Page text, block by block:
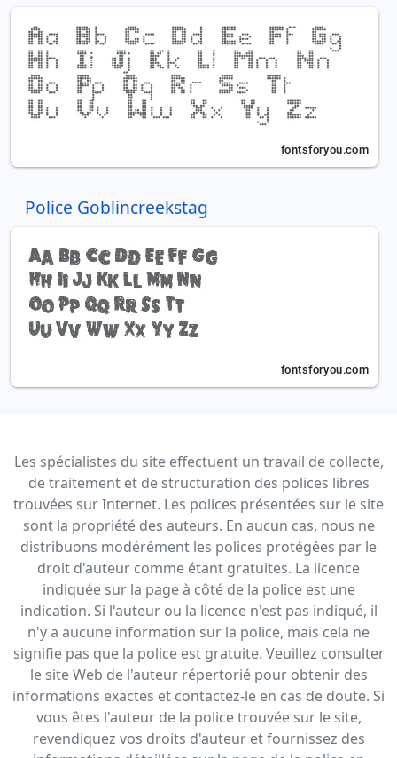
Police Goblincreekstag
Les spécialistes du site effectuent un travail de collecte,
de traitement et de structuration des polices libres
trouvées sur Internet. Les polices présentées sur le site
sont la propriété des auteurs. En aucun cas, nous ne
distribuons modérément les polices protégées par le
droit d'auteur comme étant gratuites. La licence
indiquée sur la page à côté de la police est une
indication. Si l'auteur ou la licence n'est pas indiqué, il
n'y a aucune information sur la police, mais cela ne
signifie pas que la police est gratuite. Veuillez consulter
le site Web de l'auteur répertorié pour obtenir des
informations exactes et contactez-le en cas de doute. Si
vous êtes l'auteur de la police trouvée sur le site,
revendiquez vos droits d'auteur et fournissez des